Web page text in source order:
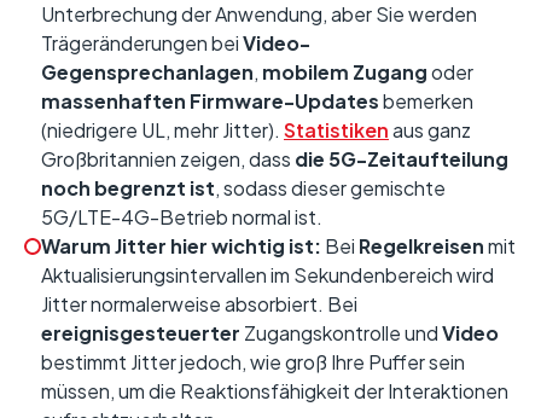
Unterbrechung der Anwendung, aber Sie werden
Trägeränderungen beiVideo-
Gegensprechanlagen, mobilem Zugangoder
massenhaften Firmware-Updatesbemerken
(niedrigere UL, mehr Jitter). Statistikenaus ganz
Großbritannien zeigen, dass die 5G-Zeitaufteilung
noch begrenzt ist, sodass dieser gemischte
5G/LTE-4G-Betrieb normal ist.
Warum Jitter hier wichtig ist: Bei Regelkreisenmit
Aktualisierungsintervallen im Sekundenbereich wird
Jitter normalerweise absorbiert. Bei
ereignisgesteuerter Zugangskontrolle undVideo
bestimmt Jitter jedoch, wie groß Ihre Puffer sein
müssen, um die Reaktionsfähigkeit der Interaktionen